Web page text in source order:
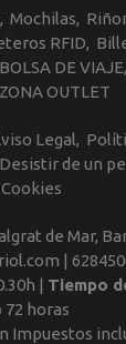
Mochilas
RFID
BOLSA DE VIAJE
ZONA OUTLET
Legal
Desistir de un
Cookies
de Mar,
|
| Tiempo
72 horas
Impuestos